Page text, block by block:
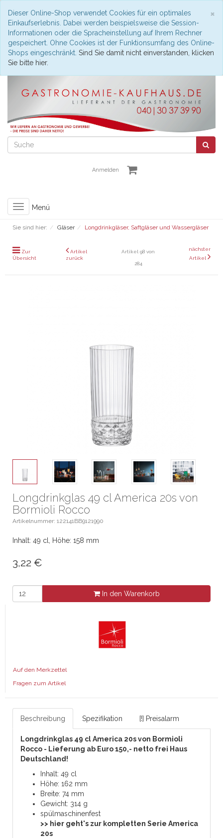
×
Dieser Online-Shop verwendet Cookies für ein optimales
Einkaufserlebnis. Dabei werden beispielsweise die Session-
Informationen oder die Spracheinstellung auf Ihrem Rechner
gespeichert. Ohne Cookies ist der Funktionsumfang des Online-
Shops eingeschränkt. Sind Sie damit nicht einverstanden, klicken
Sie bitte hier.
Anmelden
Toggle
navigation
Menü
Sie sind hier: Gläser Longdrinkgläser, Saftgläser und Wassergläser
Zur
Übersicht
Artikel
zurück
Artikel 98 von
284
nächster
Artikel
Longdrinkglas 49 cl America 20s von
Bormioli Rocco
Artikelnummer: 122141BB9121990
Inhalt: 49 cl, Höhe: 158 mm
3,22 €
In den Warenkorb
Auf den Merkzettel
Fragen zum Artikel
Beschreibung Spezifikation [!] Preisalarm
Longdrinkglas 49 cl America 20s von Bormioli
Rocco - Lieferung ab Euro 150,- netto frei Haus
Deutschland!
Inhalt: 49 cl
Höhe: 162 mm
Breite: 74 mm
Gewicht: 314 g
spülmaschinenfest
>> hier geht's zur kompletten Serie America
20s